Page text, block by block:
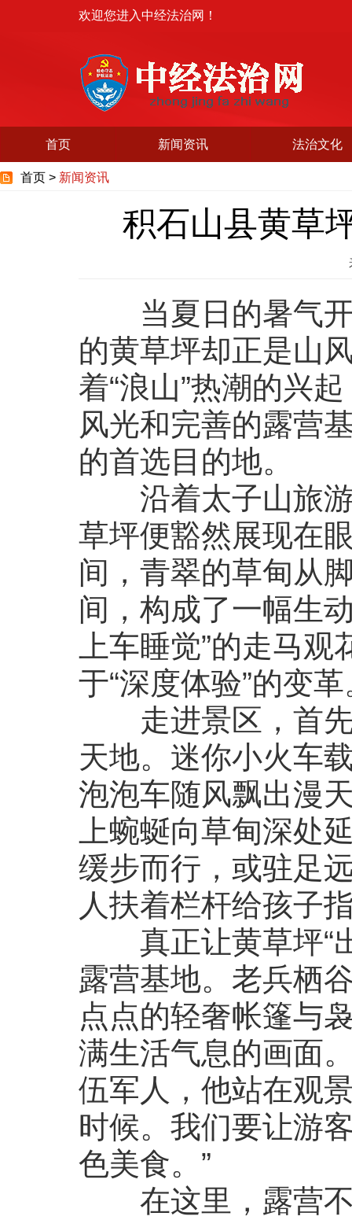
欢迎您进入中经法治网！
首页 新闻资讯 法治文化
首页 > 新闻资讯
积石山县黄草
当夏日的暑气开
的黄草坪却正是山
着“浪山”热潮的兴
风光和完善的露营
的首选目的地。
沿着太子山旅游
草坪便豁然展现在
间，青翠的草甸从
间，构成了一幅生
上车睡觉”的走马
于“深度体验”的变
走进景区，首先
天地。迷你小火车
泡泡车随风飘出漫
上蜿蜒向草甸深处
缓步而行，或驻足
人扶着栏杆给孩子
真正让黄草坪“出
露营基地。老兵栖
点点的轻奢帐篷与
满生活气息的画面
伍军人，他站在观
时候。我们要让游
色美食。”
在这里，露营不